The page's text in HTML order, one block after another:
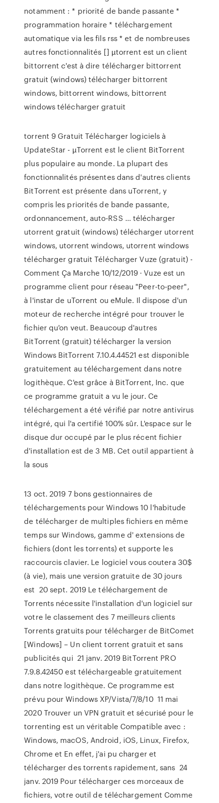
notamment : * priorité de bande passante *
programmation horaire * téléchargement
automatique via les fils rss * et de nombreuses
autres fonctionnalités [] µtorrent est un client
bittorrent c'est à dire télécharger bittorrent
gratuit (windows) télécharger bittorrent
windows, bittorrent windows, bittorrent
windows télécharger gratuit
torrent 9 Gratuit Télécharger logiciels à
UpdateStar - µTorrent est le client BitTorrent
plus populaire au monde. La plupart des
fonctionnalités présentes dans d'autres clients
BitTorrent est présente dans uTorrent, y
compris les priorités de bande passante,
ordonnancement, auto-RSS … télécharger
utorrent gratuit (windows) télécharger utorrent
windows, utorrent windows, utorrent windows
télécharger gratuit Télécharger Vuze (gratuit) -
Comment Ça Marche 10/12/2019 · Vuze est un
programme client pour réseau "Peer-to-peer",
à l'instar de uTorrent ou eMule. Il dispose d'un
moteur de recherche intégré pour trouver le
fichier qu'on veut. Beaucoup d'autres
BitTorrent (gratuit) télécharger la version
Windows BitTorrent 7.10.4.44521 est disponible
gratuitement au téléchargement dans notre
logithèque. C'est grâce à BitTorrent, Inc. que
ce programme gratuit a vu le jour. Ce
téléchargement a été vérifié par notre antivirus
intégré, qui l'a certifié 100% sûr. L'espace sur le
disque dur occupé par le plus récent fichier
d'installation est de 3 MB. Cet outil appartient à
la sous
13 oct. 2019 7 bons gestionnaires de
téléchargements pour Windows 10 l'habitude
de télécharger de multiples fichiers en même
temps sur Windows, gamme d' extensions de
fichiers (dont les torrents) et supporte les
raccourcis clavier. Le logiciel vous coutera 30$
(à vie), mais une version gratuite de 30 jours
est 20 sept. 2019 Le téléchargement de
Torrents nécessite l'installation d'un logiciel sur
votre le classement des 7 meilleurs clients
Torrents gratuits pour télécharger de BitComet
[Windows] – Un client torrent gratuit et sans
publicités qui 21 janv. 2019 BitTorrent PRO
7.9.8.42450 est téléchargeable gratuitement
dans notre logithèque. Ce programme est
prévu pour Windows XP/Vista/7/8/10 11 mai
2020 Trouver un VPN gratuit et sécurisé pour le
torrenting est un véritable Compatible avec :
Windows, macOS, Android, iOS, Linux, Firefox,
Chrome et En effet, j'ai pu charger et
télécharger des torrents rapidement, sans 24
janv. 2019 Pour télécharger ces morceaux de
fichiers, votre outil de téléchargement Comme